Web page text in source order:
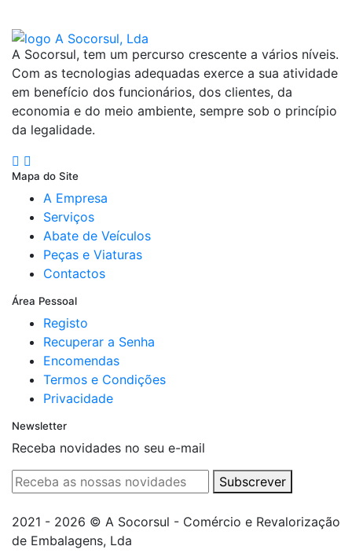
A Socorsul, tem um percurso crescente a vários níveis.
Com as tecnologias adequadas exerce a sua atividade
em benefício dos funcionários, dos clientes, da
economia e do meio ambiente, sempre sob o princípio
da legalidade.
Mapa do Site
A Empresa
Serviços
Abate de Veículos
Peças e Viaturas
Contactos
Área Pessoal
Registo
Recuperar a Senha
Encomendas
Termos e Condições
Privacidade
Newsletter
Receba novidades no seu e-mail
Subscrever
2021 - 2026 © A Socorsul - Comércio e Revalorização
de Embalagens, Lda